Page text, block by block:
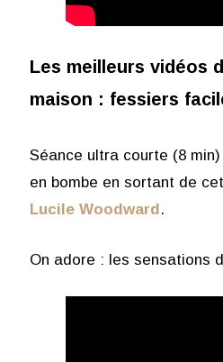
Les meilleurs vidéos
maison : fessiers
Séance ultra courte (8
en bombe en sortant de
Lucile Woodward .
On adore : les sensations